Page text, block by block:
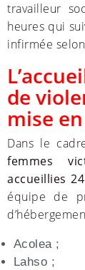
travailleur
heures qui
infirmée
de
mise
Dans le
femmes
accueillies
équipe de
Acolea ;
Lahso ;